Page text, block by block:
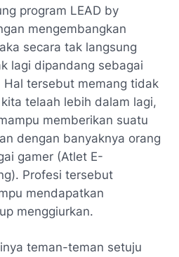
program LEAD by
mengembangkan
secara tak langsung
lagi dipandang sebagai
tersebut memang tidak
telaah lebih dalam lagi,
memberikan suatu
dengan banyaknya orang
gamer (Atlet E-
). Profesi tersebut
mendapatkan
menggiurkan.
teman-teman setuju